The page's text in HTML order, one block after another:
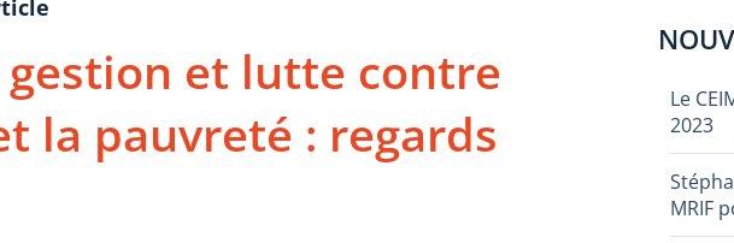
gestion et lutte contre
la pauvreté : regards
Le
2023
MRIF